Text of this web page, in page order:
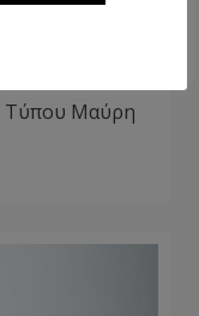
Τύπου Μαύρη